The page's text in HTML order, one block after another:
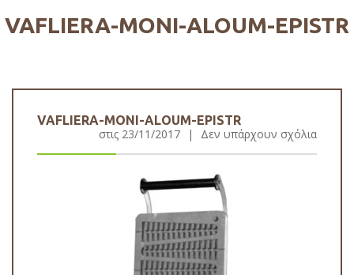
VAFLIERA-MONI-ALOUM-EPISTR
VAFLIERA-MONI-ALOUM-EPISTR
στις 23/11/2017 | Δεν υπάρχουν σχόλια